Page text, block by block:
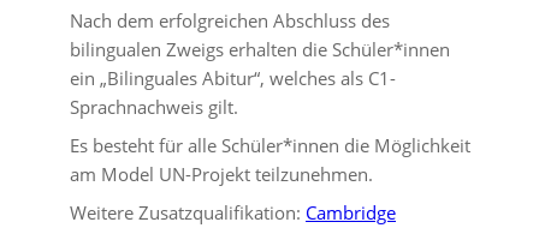
Nach dem erfolgreichen Abschluss des
bilingualen Zweigs erhalten die Schüler*innen
ein „Bilinguales Abitur“, welches als C1-
Sprachnachweis gilt.
Es besteht für alle Schüler*innen die Möglichkeit
am Model UN-Projekt teilzunehmen.
Weitere Zusatzqualifikation: Cambridge